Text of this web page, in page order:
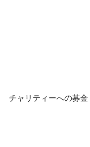
チャリティーへの募金